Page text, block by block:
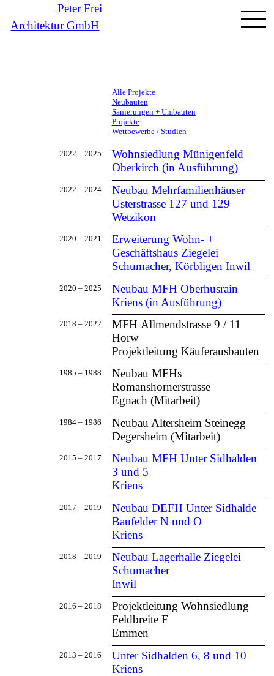
Peter Frei
Architektur GmbH
Tax
Menu
Alle Projekte
Neubauten
Sanierungen + Umbauten
Projekte
Wettbewerbe / Studien
2022 – 2025
Wohnsiedlung Münigenfeld
Oberkirch (in Ausführung)
2022 – 2024
Neubau Mehrfamilienhäuser
Usterstrasse 127 und 129
Wetzikon
2020 – 2021
Erweiterung Wohn- +
Geschäftshaus Ziegelei
Schumacher, Körbligen Inwil
2020 – 2025
Neubau MFH Oberhusrain
Kriens (in Ausführung)
2018 – 2022
MFH Allmendstrasse 9 / 11
Horw
Projektleitung Käuferausbauten
1985 – 1988
Neubau MFHs
Romanshornerstrasse
Egnach (Mitarbeit)
1984 – 1986
Neubau Altersheim Steinegg
Degersheim (Mitarbeit)
2015 – 2017
Neubau MFH Unter Sidhalden
3 und 5
Kriens
2017 – 2019
Neubau DEFH Unter Sidhalde
Baufelder N und O
Kriens
2018 – 2019
Neubau Lagerhalle Ziegelei
Schumacher
Inwil
2016 – 2018
Projektleitung Wohnsiedlung
Feldbreite F
Emmen
2013 – 2016
Unter Sidhalden 6, 8 und 10
Kriens